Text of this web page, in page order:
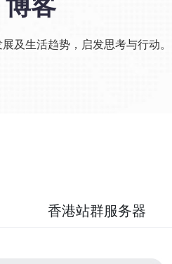
博客
及生活趋势，启发思考与行动。
香港站群服务器